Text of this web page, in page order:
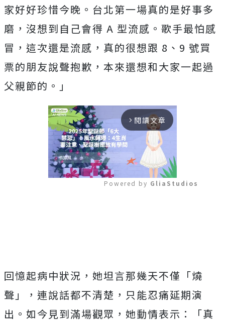
家好好珍惜今晚。台北第一場真的是好事多
磨，沒想到自己會得 A 型流感。歌手最怕感
冒，這次還是流感，真的很想跟 8、9 號買
票的朋友說聲抱歉，本來還想和大家一起過
父親節的。」
arrow_forward_ios 閱讀文章
Powered by GliaStudios
回憶起病中狀況，她坦言那幾天不僅「燒
聲」，連說話都不清楚，只能忍痛延期演
出。如今見到滿場觀眾，她動情表示：「真